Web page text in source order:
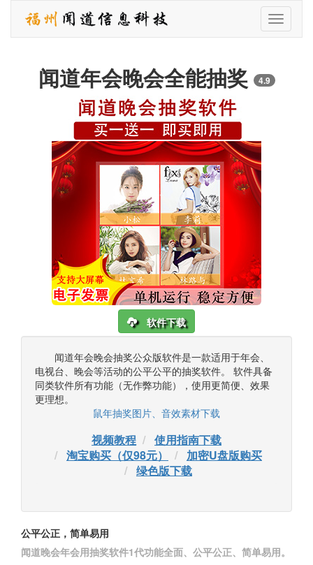
打
开
闻道年会晚会全能抽奖 4.9
软件下载
闻道年会晚会抽奖公众版软件是一款适用于年会、
电视台、晚会等活动的公平公平的抽奖软件。 软件具备
同类软件所有功能（无作弊功能），使用更简便、效果
更理想。
鼠年抽奖图片、音效素材下载
视频教程
使用指南下载
淘宝购买（仅98元）
加密U盘版购买
绿色版下载
公平公正，简单易用
闻道晚会年会用抽奖软件1代功能全面、公平公正、简单易用。